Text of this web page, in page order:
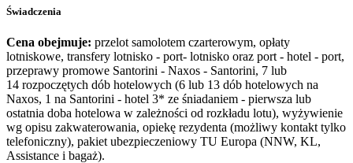
Świadczenia
Cena obejmuje: przelot samolotem czarterowym, opłaty
lotniskowe, transfery lotnisko - port- lotnisko oraz port - hotel - port,
przeprawy promowe Santorini - Naxos - Santorini, 7 lub
14 rozpoczętych dób hotelowych (6 lub 13 dób hotelowych na
Naxos, 1 na Santorini - hotel 3* ze śniadaniem - pierwsza lub
ostatnia doba hotelowa w zależności od rozkładu lotu), wyżywienie
wg opisu zakwaterowania, opiekę rezydenta (możliwy kontakt tylko
telefoniczny), pakiet ubezpieczeniowy TU Europa (NNW, KL,
Assistance i bagaż).